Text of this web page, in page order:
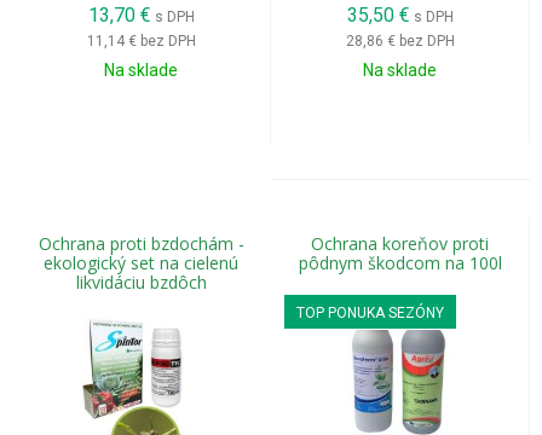
13,70 € s DPH
11,14 € bez DPH
Na sklade
35,50 € s DPH
28,86 € bez DPH
Na sklade
Ochrana proti bzdochám -
ekologický set na cielenú
likvidáciu bzdôch
Ochrana koreňov proti
pôdnym škodcom na 100l
TOP PONUKA SEZÓNY